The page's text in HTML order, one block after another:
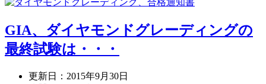
GIA、ダイヤモンドグレーディングの
最終試験は・・・
更新日： 2015年9月30日